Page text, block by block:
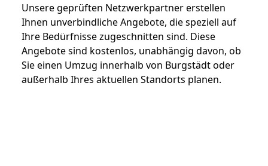
Unsere geprüften Netzwerkpartner erstellen
Ihnen unverbindliche Angebote, die speziell auf
Ihre Bedürfnisse zugeschnitten sind. Diese
Angebote sind kostenlos, unabhängig davon, ob
Sie einen Umzug innerhalb von Burgstädt oder
außerhalb Ihres aktuellen Standorts planen.